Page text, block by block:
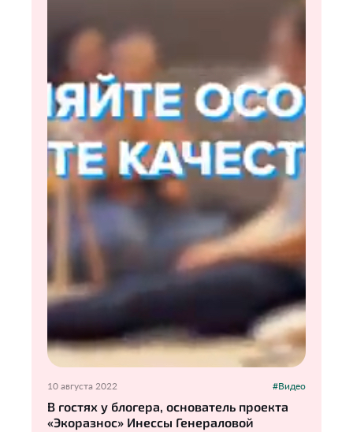
10 августа 2022 #Видео
В гостях у блогера, основатель проекта
«Экоразнос» Инессы Генераловой